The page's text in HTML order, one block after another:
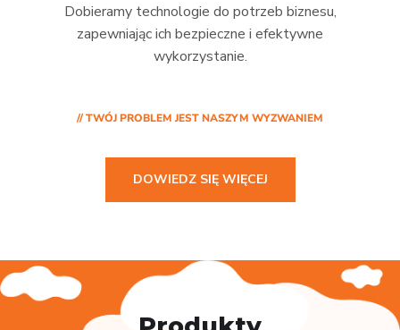
Dobieramy technologie do potrzeb biznesu,
zapewniając ich bezpieczne i efektywne
wykorzystanie.
// TWÓJ PROBLEM JEST NASZYM WYZWANIEM
DOWIEDZ SIĘ WIĘCEJ